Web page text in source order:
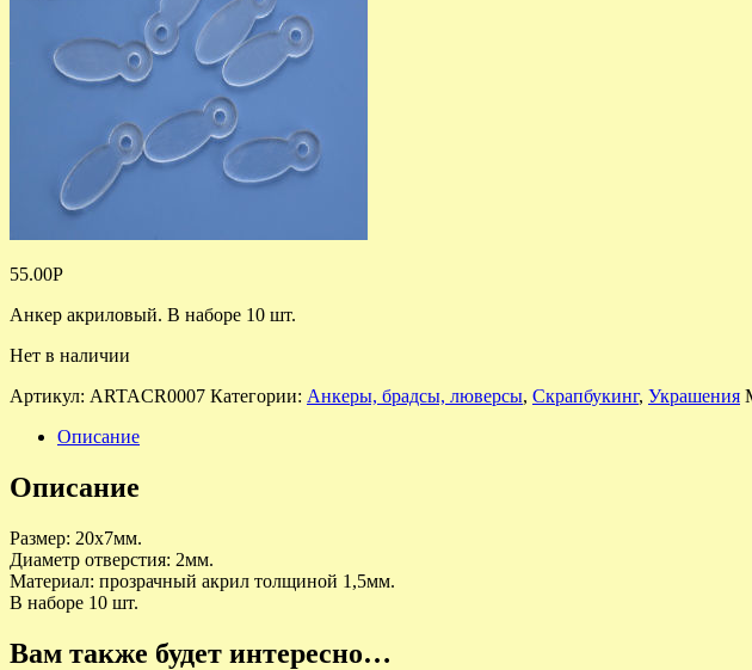
55.00Р
Анкер акриловый. В наборе 10 шт.
Нет в наличии
Артикул: ARTACR0007 Категории: Анкеры, брадсы, люверсы, Скрапбукинг, Украшения
Описание
Описание
Размер: 20х7мм.
Диаметр отверстия: 2мм.
Материал: прозрачный акрил толщиной 1,5мм.
В наборе 10 шт.
Вам также будет интересно…